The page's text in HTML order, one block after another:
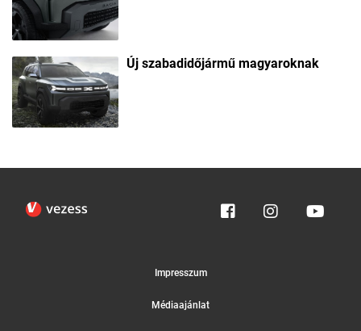
Új szabadidőjármű magyaroknak
Impresszum
Médiaajánlat